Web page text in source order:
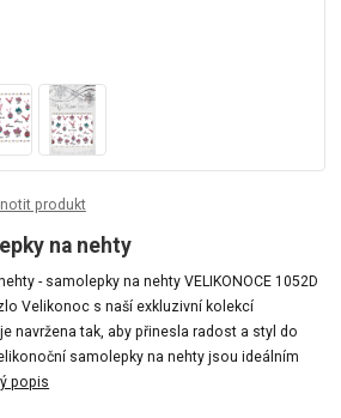
produkt
na nehty
- samolepky na nehty VELIKONOCE 1052D
Velikonoc s naší exkluzivní kolekcí
navržena tak, aby přinesla radost a styl do
samolepky na nehty jsou ideálním
popis